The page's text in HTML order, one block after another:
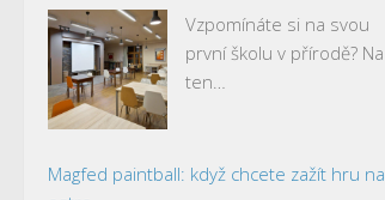
Vzpomínáte si na svou
první školu v přírodě? Na
ten…
Magfed paintball: když chcete zažít hru na